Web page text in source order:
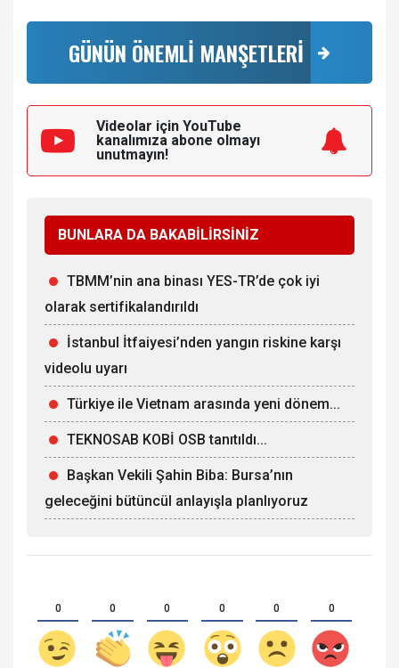
GÜNÜN ÖNEMLİ MANŞETLERİ
Videolar için YouTube
kanalımıza abone olmayı
unutmayın!
BUNLARA DA BAKABİLİRSİNİZ
TBMM’nin ana binası YES-TR’de çok iyi
olarak sertifikalandırıldı
İstanbul İtfaiyesi’nden yangın riskine karşı
videolu uyarı
Türkiye ile Vietnam arasında yeni dönem...
TEKNOSAB KOBİ OSB tanıtıldı...
Başkan Vekili Şahin Biba: Bursa’nın
geleceğini bütüncül anlayışla planlıyoruz
0 0 0 0 0 0